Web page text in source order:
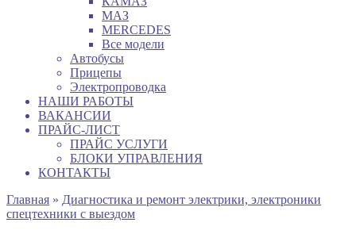
МАЗ
MERCEDES
Все модели
Автобусы
Прицепы
Электропроводка
НАШИ РАБОТЫ
ВАКАНСИИ
ПРАЙС-ЛИСТ
ПРАЙС УСЛУГИ
БЛОКИ УПРАВЛЕНИЯ
КОНТАКТЫ
Главная » Диагностика и ремонт электрики, электроники
спецтехники с выездом